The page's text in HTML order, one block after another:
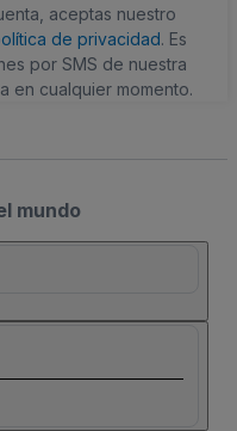
aceptas nuestro
de privacidad. Es
por SMS de nuestra
en cualquier momento.
mundo